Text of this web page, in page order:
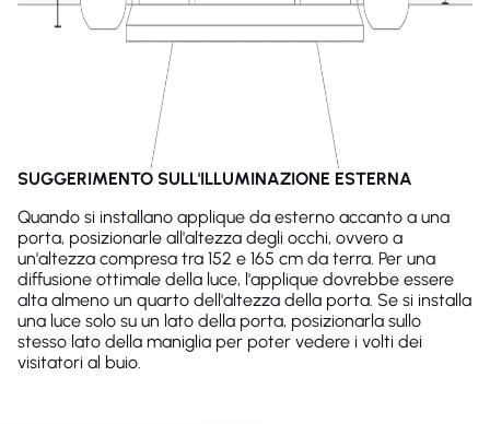
SUGGERIMENTO SULL'ILLUMINAZIONE ESTERNA
Quando si installano applique da esterno accanto a una
porta, posizionarle all'altezza degli occhi, ovvero a
un'altezza compresa tra 152 e 165 cm da terra. Per una
diffusione ottimale della luce, l'applique dovrebbe essere
alta almeno un quarto dell'altezza della porta. Se si installa
una luce solo su un lato della porta, posizionarla sullo
stesso lato della maniglia per poter vedere i volti dei
visitatori al buio.